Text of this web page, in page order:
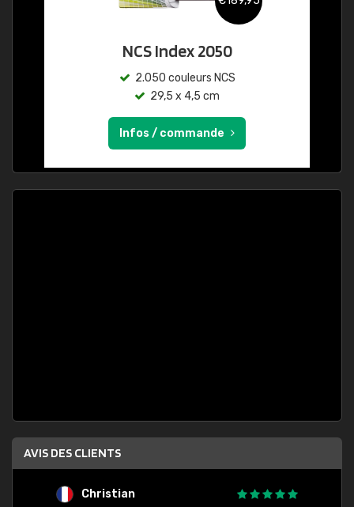
NCS Index 2050
2.050 couleurs NCS
29,5 x 4,5 cm
Infos / commande
AVIS DES CLIENTS
Christian